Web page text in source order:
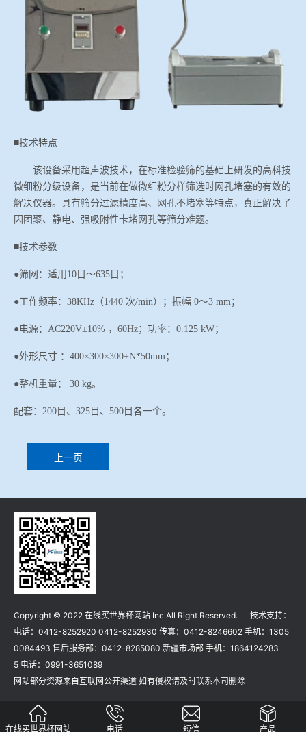
■技术特点
该设备采用超声波技术，在标准检验筛的基础上研发的高科技
微细粉分级设备，是当前在做微细粉分样筛选时网孔堵塞的有效的
解决仪器。具有筛分过滤精度高、网孔不堵塞等特点，真正解决了
因团聚、静电、强吸附性卡堵网孔等筛分难题。
■技术参数
●筛网：适用10目 ～635目；
●工作频率：38KHz（1440 次/min）；振幅 0～3 mm；
●电源：AC220V±10% ，60Hz；功率：0.125 kW；
●外形尺寸 ：400×300×300+N*50mm；
●整机重量： 30 kg。
配套： 200目、325目、500目各一个。
上一页
Copyright © 2022 在线买世界杯网站 Inc All Right Reserved. 技术支持：
电话：0412-8252920 0412-8252930 传真：0412-8246602 手机：1305
0084493 售后服务部：0412-8285080 新疆市场部 手机：1864124283
5 电话：0991-3651089
网站部分资源来自互联网公开渠道 如有侵权请及时联系本司删除
在线买世界杯网站 电话 短信 产品